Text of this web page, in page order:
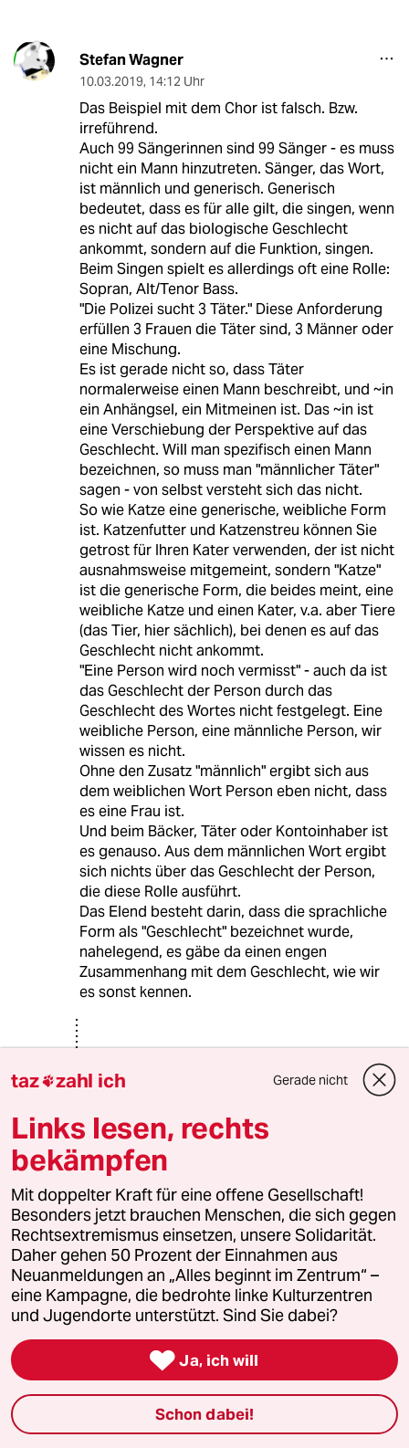
Stefan Wagner
10.03.2019, 14:12 Uhr
Das Beispiel mit dem Chor ist falsch. Bzw.
irreführend.
Auch 99 Sängerinnen sind 99 Sänger - es muss
nicht ein Mann hinzutreten. Sänger, das Wort,
ist männlich und generisch. Generisch
bedeutet, dass es für alle gilt, die singen, wenn
es nicht auf das biologische Geschlecht
ankommt, sondern auf die Funktion, singen.
Beim Singen spielt es allerdings oft eine Rolle:
Sopran, Alt/Tenor Bass.
"Die Polizei sucht 3 Täter." Diese Anforderung
erfüllen 3 Frauen die Täter sind, 3 Männer oder
eine Mischung.
Es ist gerade nicht so, dass Täter
normalerweise einen Mann beschreibt, und ~in
ein Anhängsel, ein Mitmeinen ist. Das ~in ist
eine Verschiebung der Perspektive auf das
Geschlecht. Will man spezifisch einen Mann
bezeichnen, so muss man "männlicher Täter"
sagen - von selbst versteht sich das nicht.
So wie Katze eine generische, weibliche Form
ist. Katzenfutter und Katzenstreu können Sie
getrost für Ihren Kater verwenden, der ist nicht
ausnahmsweise mitgemeint, sondern "Katze"
ist die generische Form, die beides meint, eine
weibliche Katze und einen Kater, v.a. aber Tiere
(das Tier, hier sächlich), bei denen es auf das
Geschlecht nicht ankommt.
"Eine Person wird noch vermisst" - auch da ist
das Geschlecht der Person durch das
Geschlecht des Wortes nicht festgelegt. Eine
weibliche Person, eine männliche Person, wir
wissen es nicht.
Ohne den Zusatz "männlich" ergibt sich aus
dem weiblichen Wort Person eben nicht, dass
es eine Frau ist.
Und beim Bäcker, Täter oder Kontoinhaber ist
es genauso. Aus dem männlichen Wort ergibt
sich nichts über das Geschlecht der Person,
die diese Rolle ausführt.
Das Elend besteht darin, dass die sprachliche
Form als "Geschlecht" bezeichnet wurde,
nahelegend, es gäbe da einen engen
Zusammenhang mit dem Geschlecht, wie wir
es sonst kennen.
Rolf Mueller
11.03.2019
@Stefan Wagner:
Und aus welchem Jahrhundert
stammen diese "Regeln"?
Rolf Mueller
10.03.2019,13:27 Uhr
Ja, die Kritik an dem Sternchen leuchtet mir
ein. Warum bloß ist das Binnen-I abgeschafft
worden? Das konnte mir noch niemand
erklären.
Aber eigentlich bin ich ebenfalls dafür, dass wir
jetzt mal die nächsten fünfhundert Jahre die
feminine Form verwenden. Ich jedenfalls werde
das künftig so machen. Ich wette, kein einziger
meiner Texte wird weniger verstanden werden.
taz zahl ich Gerade nicht
Links lesen, rechts
bekämpfen
Mit doppelter Kraft für eine offene Gesellschaft!
Besonders jetzt brauchen Menschen, die sich gegen
Rechtsextremismus einsetzen, unsere Solidarität.
Daher gehen 50 Prozent der Einnahmen aus
Neuanmeldungen an „Alles beginnt im Zentrum“ –
eine Kampagne, die bedrohte linke Kulturzentren
und Jugendorte unterstützt. Sind Sie dabei?
 Ja, ich will
Schon dabei!